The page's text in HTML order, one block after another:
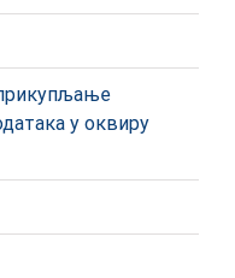
у оквиру